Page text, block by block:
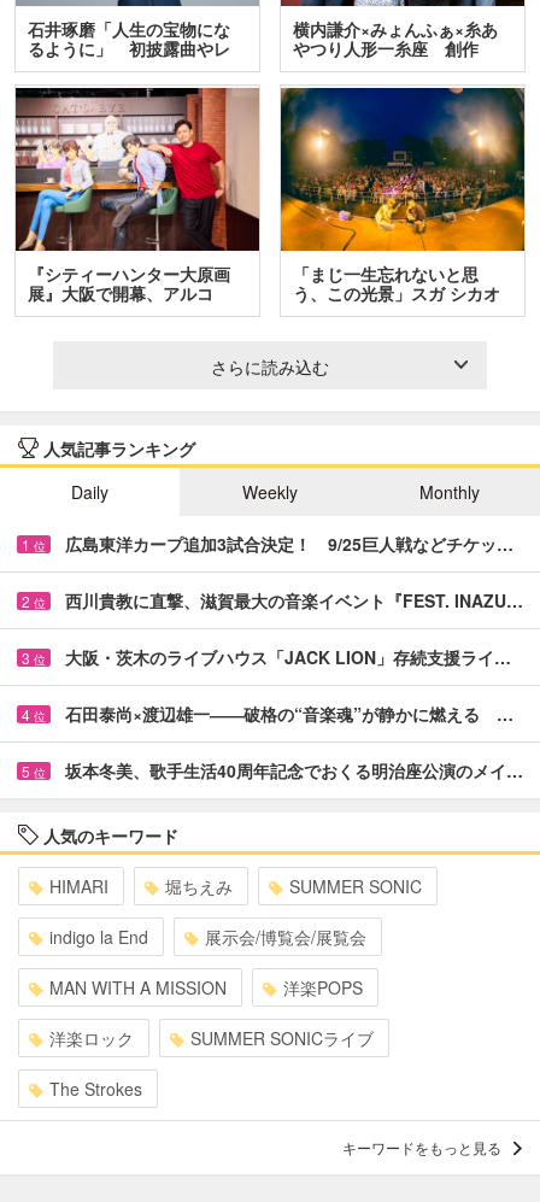
石井琢磨「人生の宝物にな
るように」 初披露曲やレ
ア…
横内謙介×みょんふぁ×糸あ
やつり人形一糸座 創作
人…
『シティーハンター大原画
展』大阪で開幕、アルコ
＆…
「まじ一生忘れないと思
う、この光景」スガ シカオ
と…
さらに読み込む
人気記事ランキング
Daily
Weekly Monthly
1 位 広島東洋カープ追加3試合決定！ 9/25巨人戦などチケッ…
2 位 西川貴教に直撃、滋賀最大の音楽イベント『FEST. INAZU…
3 位 大阪・茨木のライブハウス「JACK LION」存続支援ライ…
4 位 石田泰尚×渡辺雄一――破格の“音楽魂”が静かに燃える …
5 位 坂本冬美、歌手生活40周年記念でおくる明治座公演のメイ…
人気のキーワード
HIMARI 堀ちえみ SUMMER SONIC
indigo la End 展示会/博覧会/展覧会
MAN WITH A MISSION 洋楽POPS
洋楽ロック SUMMER SONICライブ
The Strokes
キーワードをもっと見る